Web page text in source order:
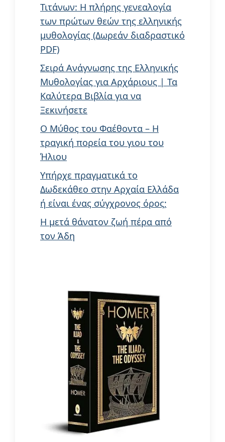
Τιτάνων: Η πλήρης γενεαλογία
των πρώτων θεών της ελληνικής
μυθολογίας (Δωρεάν διαδραστικό
PDF)
Σειρά Ανάγνωσης της Ελληνικής
Μυθολογίας για Αρχάριους | Τα
Καλύτερα Βιβλία για να
Ξεκινήσετε
Ο Μύθος του Φαέθοντα – Η
τραγική πορεία του γιου του
Ήλιου
Υπήρχε πραγματικά το
Δωδεκάθεο στην Αρχαία Ελλάδα
ή είναι ένας σύγχρονος όρος;
Η μετά θάνατον ζωή πέρα από
τον Άδη